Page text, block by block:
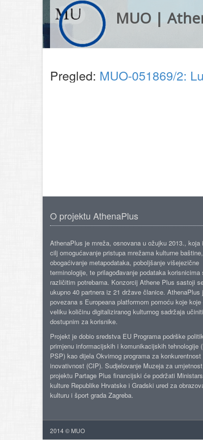
MUO |
Pregled: MUO-051869/2:
O projektu AthenaPlus
AthenaPlus je mreža, osnovana u ožujku 2013., koja
cilj omogućavanje pristupa mrežama kulturne baštine,
obogaćivanje metapodataka, poboljšanje višejezične
terminologije, te prilagođavanje podataka korisnicima
različitim potrebama. Konzorcij Athene Plus sastoji
ukupno 40 partnera iz 21 države članice. AthenaPlus
povezana s Europeana platformom pomoću koje koje
veliku količinu digitaliziranog kulturnog sadržaja učiniti
dostupnim za korisnike.
Projekt je dobio sredstva EU Programa podrške
primjenu informacijskih i komunikacijskih tehnologije
PSP) kao dijela Okvirnog programa za konkurentnost
inovativnost (CIP). Sudjelovanje Muzeja za
projektu Partage Plus financijski će podržati
kulture Republike Hrvatske i Gradski ured za
kulturu i šport grada Zagreba.
2014 © MUO